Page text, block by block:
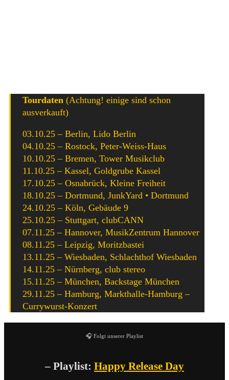
Tourdaten (Achtung! einige sind schon
ausverkauft)
03.10.25 – Berlin, Lido Berlin
04.10.25 – Rostock, Peter-Weiss-Haus
10.10.25 – Bremen, Tower Musikclub
11.10.25 – Kassel, Goldgrube Kassel
17.10.25 – Osnabrück, Kleine Freiheit
18.10.25 – Dortmund, JunkYard • Dortmund
24.10.25 – Köln, Gebäude 9
25.10.25 – Stuttgart, clubCANN
07.11.25 – Hannover, MusikZentrum Hannover
08.11.25 – Leipzig, Moritzbastei
13.11.25 – Wiesbaden, Schlachthof Wiesbaden
14.11.25 – Nürnberg, club stereo
15.11.25 – München, Backstage München
29.11.25 – Hamburg, Markthalle-Hamburg –
Currywurst-Konzert
🎧 Folgt unserer Playlist
– Playlist: Happy Release Day